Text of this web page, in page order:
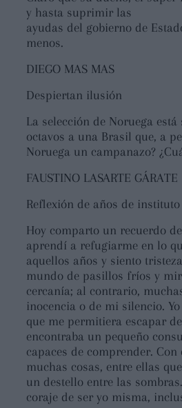
y hasta suprimir las
ayudas del gobierno de
menos.
DIEGO MAS MAS
Despiertan ilusión
La selección de Noruega
octavos a una Brasil que, a
Noruega un campanazo?
FAUSTINO LASARTE GÁRATE
Reflexión de años de instituto
Hoy comparto un recuerdo
aprendí a refugiarme en lo
aquellos años y siento
mundo de pasillos fríos y
cercanía; al contrario,
inocencia o de mi silencio.
que me permitiera escapar
encontraba un pequeño
capaces de comprender.
muchas cosas, entre ellas
un destello entre las
coraje de ser yo misma,